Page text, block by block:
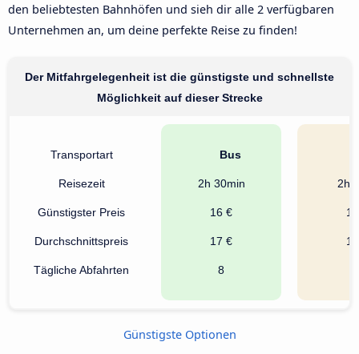
den beliebtesten Bahnhöfen und sieh dir alle 2 verfügbaren
Unternehmen an, um deine perfekte Reise zu finden!
Der Mitfahrgelegenheit ist die günstigste und schnellste
Möglichkeit auf dieser Strecke
Transportart
Reisezeit
Günstigster Preis
Durchschnittspreis
Tägliche Abfahrten
Bus
2h 30min
16 €
17 €
8
2h
Günstigste Optionen